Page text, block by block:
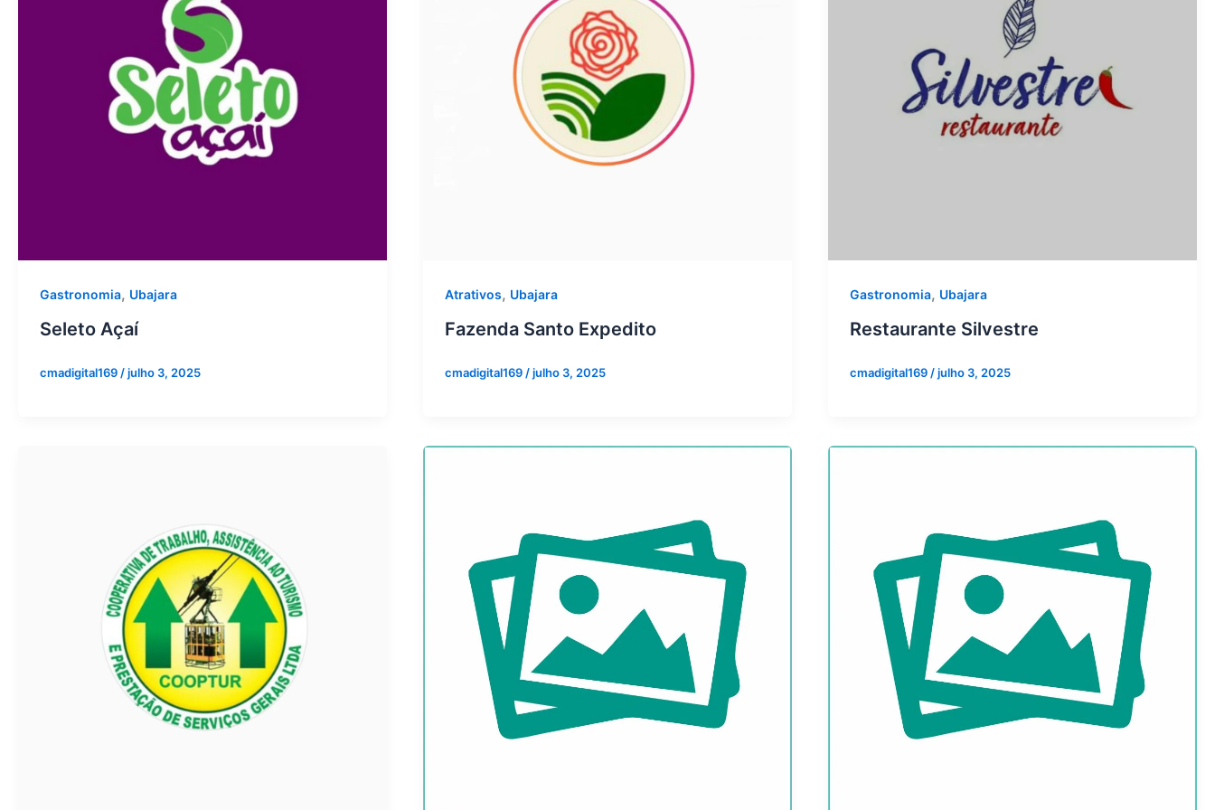
Gastronomia, Ubajara
Seleto Açaí
cmadigital169 /julho 3, 2025
Atrativos, Ubajara
Fazenda Santo Expedito
cmadigital169 /julho 3, 2025
Gastronomia, Ubajara
Restaurante Silvestre
cmadigital169 /julho 3, 2025